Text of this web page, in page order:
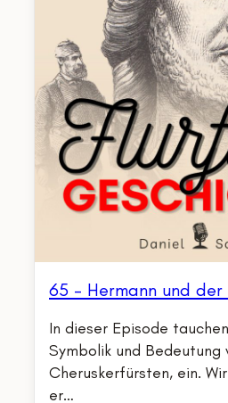
65 – Hermann und
In dieser Episode
Symbolik und Bedeutung
Cheruskerfürsten, ein.
er…